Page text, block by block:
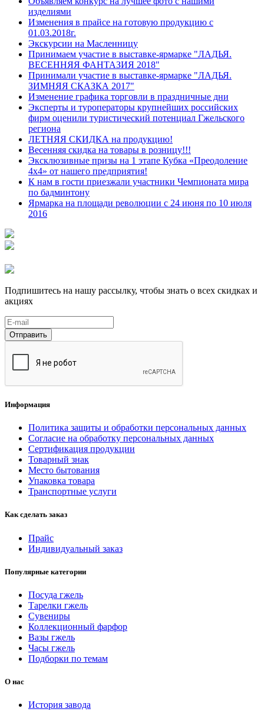
изделиями
Изменения в прайсе на готовую продукцию с
01.03.2018г.
Экскурсии на Масленницу
Принимаем участие в выставке-ярмарке "ЛАДЬЯ.
ВЕСЕННЯЯ ФАНТАЗИЯ 2018"
Принимали участие в выставке-ярмарке "ЛАДЬЯ.
ЗИМНЯЯ СКАЗКА 2017"
Изменение графика торговли в праздничные дни
Эксперты и туроператоры крупнейших российских
фирм оценили туристический потенциал Гжельского
региона
ЛЕТНЯЯ СКИДКА на продукцию!
Весенняя скидка на товары в розницу!!!
Эксклюзивные призы на 1 этапе Кубка «Преодоление
4х4» от нашего предприятия!
К нам в гости приезжали участники Чемпионата мира
по бадминтону
Ярмарка на площади революции с 24 июня по 10 июля
2016
Подпишитесь на нашу рассылку, чтобы знать о всех скидках и
акциях
Отправить
Информация
Политика защиты и обработки персональных данных
Согласие на обработку персональных данных
Сертификация продукции
Товарный знак
Место бытования
Упаковка товара
Транспортные услуги
Как сделать заказ
Прайс
Индивидуальный заказ
Популярные категории
Посуда гжель
Тарелки гжель
Сувениры
Коллекционный фарфор
Вазы гжель
Часы гжель
Подборки по темам
О нас
История завода